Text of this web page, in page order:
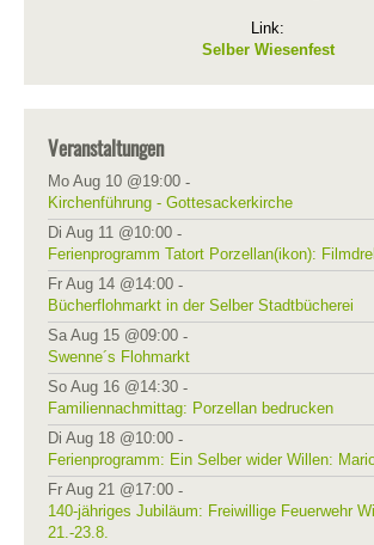
Link:
Selber Wiesenfest
Veranstaltungen
Mo Aug 10 @19:00 -
Kirchenführung - Gottesackerkirche
Di Aug 11 @10:00 -
Ferienprogramm Tatort Porzellan(ikon):
Fr Aug 14 @14:00 -
Bücherflohmarkt in der Selber Stadtbücherei
Sa Aug 15 @09:00 -
Swenne´s Flohmarkt
So Aug 16 @14:30 -
Familiennachmittag: Porzellan bedrucken
Di Aug 18 @10:00 -
Ferienprogramm: Ein Selber wider Willen:
Fr Aug 21 @17:00 -
140-jähriges Jubiläum: Freiwillige Feuerwehr
21.-23.8.